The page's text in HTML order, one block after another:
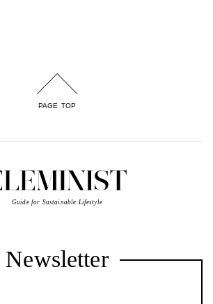
PAGE TOP
Guide for Sustainable Lifestyle
Newsletter